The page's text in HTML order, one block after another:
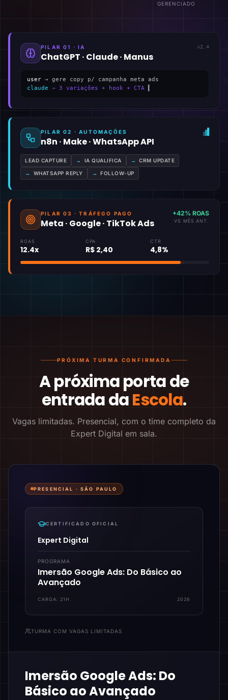
GERENCIADO
PILAR 01 · IA
ChatGPT · Claude · Manus
v2.4
user → gere copy p/ campanha meta ads
claude → 3 variações + hook + CTA
PILAR 02 · AUTOMAÇÕES
n8n · Make · WhatsApp API
LEAD CAPTURE → IA QUALIFICA → CRM UPDATE
→ WHATSAPP REPLY → FOLLOW-UP
PILAR 03 · TRÁFEGO PAGO
Meta · Google · TikTok Ads
+42% ROAS
VS MÊS ANT.
ROAS
12.4x
CPA
R$ 2,40
CTR
4,8%
PRÓXIMA TURMA CONFIRMADA
A próxima porta de
entrada daEscola.
Vagas limitadas. Presencial, com o time completo da
Expert Digital em sala.
PRESENCIAL ·SÃO PAULO
CERTIFICADO OFICIAL
Expert Digital
PROGRAMA
Imersão Google Ads: Do Básico ao
Avançado
CARGA: 21H 2026
TURMA COM VAGAS LIMITADAS
Imersão Google Ads: Do
Básico ao Avançado